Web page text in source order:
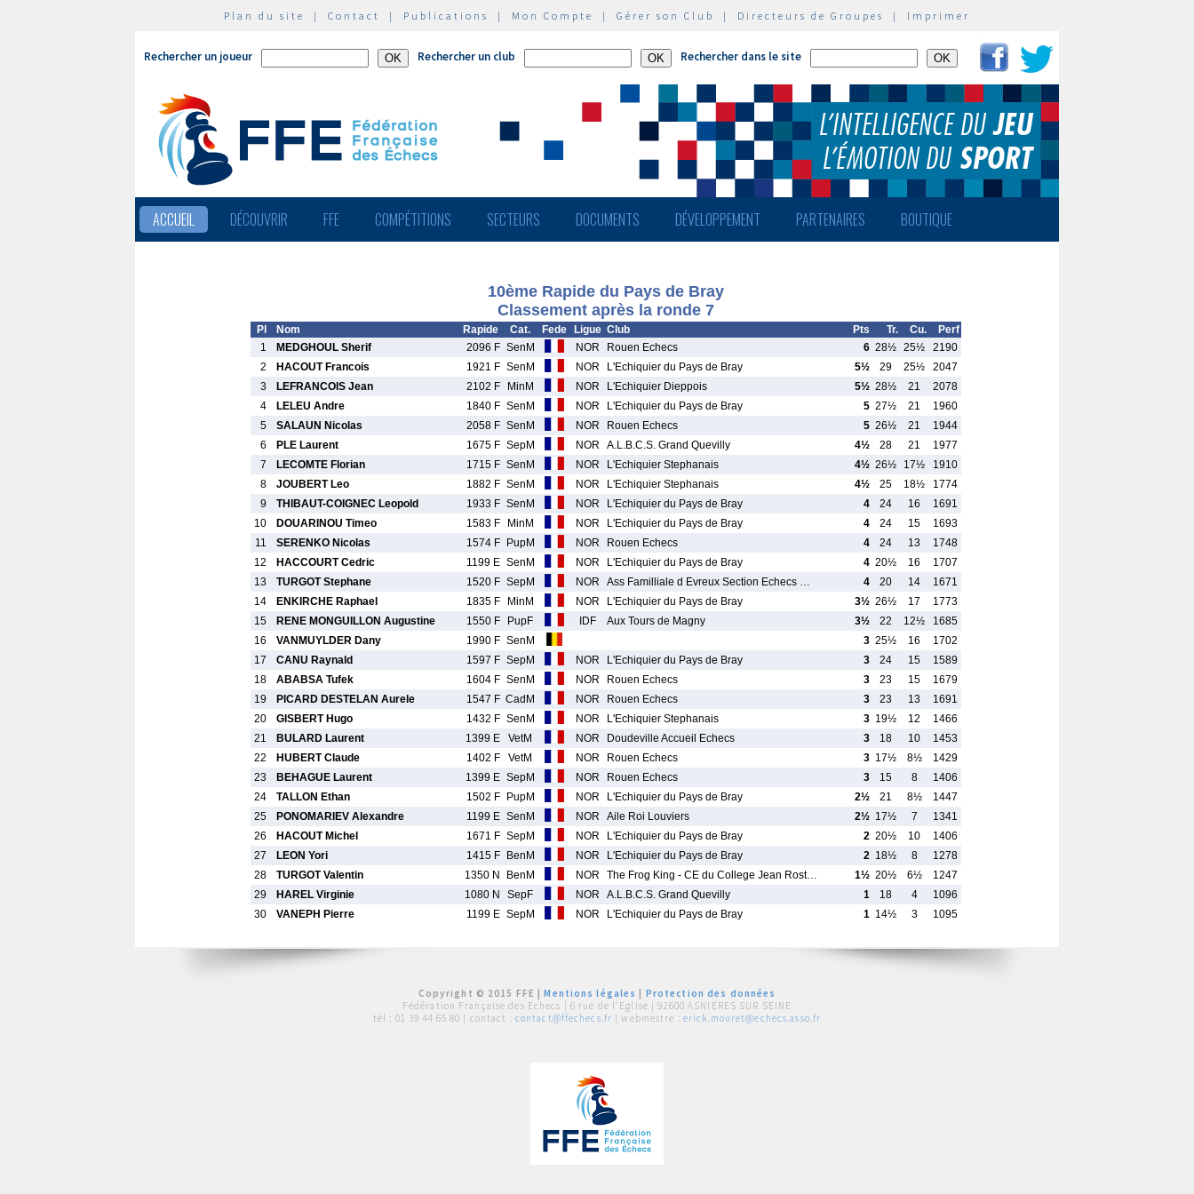
Plan du site | Contact | Publications | Mon Compte | Gérer son Club | Directeurs de Groupes | Imprimer
Rechercher un joueur Rechercher un club Rechercher dans le site
ACCUEIL DÉCOUVRIR FFE COMPÉTITIONS SECTEURS DOCUMENTS DÉVELOPPEMENT PARTENAIRES BOUTIQUE
10ème Rapide du Pays de Bray
Classement après la ronde 7
Pl Nom Rapide Cat. Fede Ligue Club Pts Tr. Cu.
Perf
1
MEDGHOUL Sherif 2096 F SenM NOR Rouen Echecs 6 28½ 25½
2190
2
HACOUT Francois 1921 F SenM NOR L'Echiquier du Pays de Bray 5½ 29 25½
2047
3
LEFRANCOIS Jean 2102 F MinM NOR L'Echiquier Dieppois 5½ 28½ 21
2078
4
LELEU Andre 1840 F SenM NOR L'Echiquier du Pays de Bray 5 27½ 21
1960
5
SALAUN Nicolas 2058 F SenM NOR Rouen Echecs 5 26½ 21
1944
6
PLE Laurent 1675 F SepM NOR A.L.B.C.S. Grand Quevilly 4½ 28 21
1977
7
LECOMTE Florian 1715 F SenM NOR L'Echiquier Stephanais 4½ 26½ 17½
1910
8
JOUBERT Leo 1882 F SenM NOR L'Echiquier Stephanais 4½ 25 18½
1774
9
THIBAUT-COIGNEC Leopold 1933 F SenM NOR L'Echiquier du Pays de Bray 4 24 16
1691
10
DOUARINOU Timeo 1583 F MinM NOR L'Echiquier du Pays de Bray 4 24 15
1693
11
SERENKO Nicolas 1574 F PupM NOR Rouen Echecs 4 24 13
1748
12
HACCOURT Cedric 1199 E SenM NOR L'Echiquier du Pays de Bray 4 20½ 16
1707
13
TURGOT Stephane 1520 F SepM NOR Ass Familliale d Evreux Section Echecs … 4 20 14
1671
14
ENKIRCHE Raphael 1835 F MinM NOR L'Echiquier du Pays de Bray 3½ 26½ 17
1773
15
RENE MONGUILLON Augustine 1550 F PupF IDF Aux Tours de Magny 3½ 22 12½
1685
16
VANMUYLDER Dany 1990 F SenM 3 25½ 16
1702
17
CANU Raynald 1597 F SepM NOR L'Echiquier du Pays de Bray 3 24 15
1589
18
ABABSA Tufek 1604 F SenM NOR Rouen Echecs 3 23 15
1679
19
PICARD DESTELAN Aurele 1547 F CadM NOR Rouen Echecs 3 23 13
1691
20
GISBERT Hugo 1432 F SenM NOR L'Echiquier Stephanais 3 19½ 12
1466
21
BULARD Laurent 1399 E VetM NOR Doudeville Accueil Echecs 3 18 10
1453
22
HUBERT Claude 1402 F VetM NOR Rouen Echecs 3 17½ 8½
1429
23
BEHAGUE Laurent 1399 E SepM NOR Rouen Echecs 3 15 8
1406
24
TALLON Ethan 1502 F PupM NOR L'Echiquier du Pays de Bray 2½ 21 8½
1447
25
PONOMARIEV Alexandre 1199 E SenM NOR Aile Roi Louviers 2½ 17½ 7
1341
26
HACOUT Michel 1671 F SepM NOR L'Echiquier du Pays de Bray 2 20½ 10
1406
27
LEON Yori 1415 F BenM NOR L'Echiquier du Pays de Bray 2 18½ 8
1278
28
TURGOT Valentin 1350 N BenM NOR The Frog King - CE du College Jean Rost… 1½ 20½ 6½
1247
29
HAREL Virginie 1080 N SepF NOR A.L.B.C.S. Grand Quevilly 1 18 4
1096
30
VANEPH Pierre 1199 E SepM NOR L'Echiquier du Pays de Bray 1 14½ 3 1095
Copyright © 2015 FFE |Mentions légales
Protection des données
Fédération Française des Echecs | 6 rue de l'Eglise | 92600 ASNIERES SUR SEINE
tél : 01 39 44 65 80 | contact : contact@ffechecs.fr | webmestre : erick.mouret@echecs.asso.fr